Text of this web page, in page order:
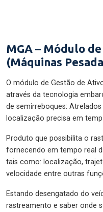
MGA – Módulo
(Máquinas
O módulo de Gestão de
através da tecnologia
de semirreboques:
localização precisa em
Produto que possibilita o
fornecendo em tempo real
tais como: localização,
velocidade entre outras
Estando desengatado do
rastreamento e saber onde